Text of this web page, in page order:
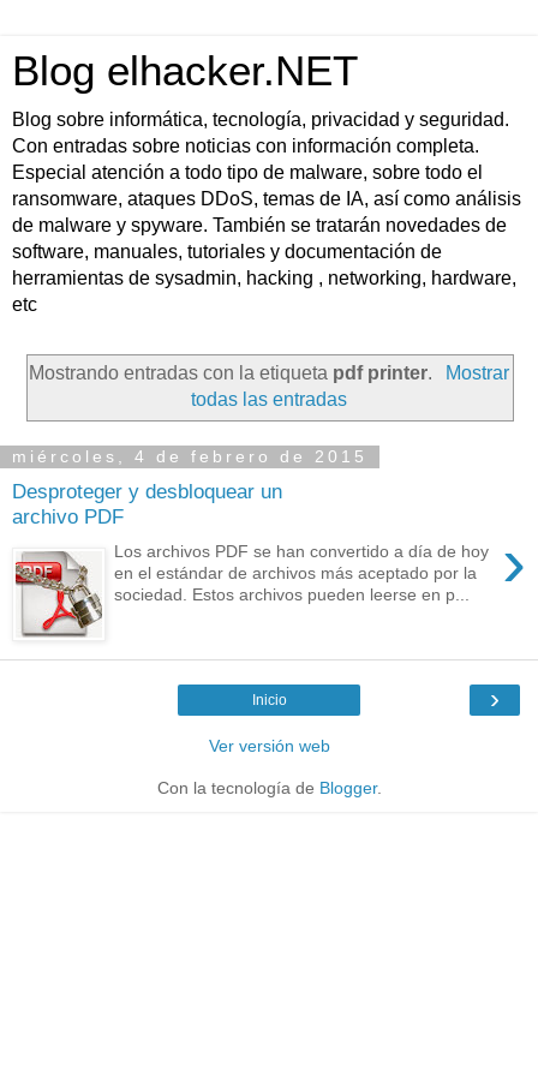
Blog elhacker.NET
Blog sobre informática, tecnología, privacidad y seguridad.
Con entradas sobre noticias con información completa.
Especial atención a todo tipo de malware, sobre todo el
ransomware, ataques DDoS, temas de IA, así como análisis
de malware y spyware. También se tratarán novedades de
software, manuales, tutoriales y documentación de
herramientas de sysadmin, hacking , networking, hardware,
etc
Mostrando entradas con la etiqueta pdf printer.
Mostrar
todas las entradas
miércoles, 4 de febrero de 2015
Desproteger y desbloquear un
archivo PDF
›
Los archivos PDF se han convertido a día de hoy
en el estándar de archivos más aceptado por la
sociedad. Estos archivos pueden leerse en p...
›
Inicio
Ver versión web
Con la tecnología de Blogger.